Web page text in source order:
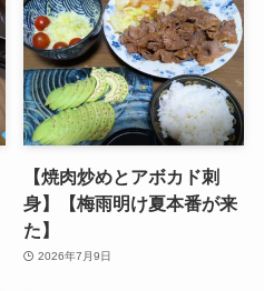
【焼肉炒めとアボカド刺
身】【梅雨明け夏本番が来
た】
2026年7月9日